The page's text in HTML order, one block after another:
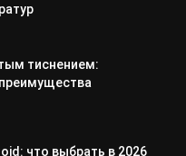
тиснением:
что выбрать в 2026